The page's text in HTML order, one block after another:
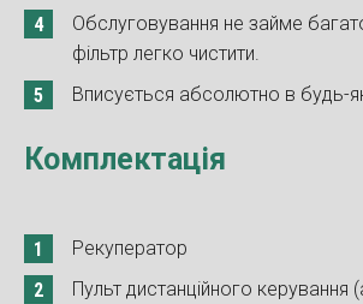
Обслуговування не займе
фільтр легко чистити.
Вписується абсолютно в будь-
Комплектація
Рекуператор
Пульт дистанційного керування